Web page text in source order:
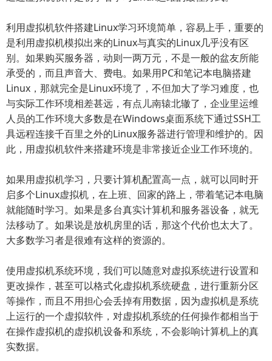
利用虚拟机软件搭建Linux学习环境简单，容易上手，重要的
是利用虚拟机模拟出来的Linux与真实的Linux几乎没有区
别。如果购买服务器，动则一两万元，不是一般的盆友所能
承受的，而且声音大、费电。如果用PC和笔记本电脑搭建
Linux，那就完全是Linux环境了，不但加大了学习难度，也
与实际工作环境相差甚远，有点儿南辕北辙了，企业里运维
人员的工作环境大多数是在Windows桌面系统下通过SSH工
具远程连接千百里之外的Linux服务器进行管理和维护的。因
此，用虚拟机软件来搭建环境是非常接近企业工作环境的。
如果用虚拟机学习，只要计算机配置高一点，就可以同时开
启多个Linux虚拟机，在上班、回家的路上，带着笔记本电脑
就能随时学习。如果是多台真实计算机和服务器设备，就无
法移动了。如果说是放机房里的话，那这个代价也太大了。
大多数学习者是很难有这样的资源的。
使用虚拟机系统环境，我们可以随意对虚拟系统进行设置和
更改操作，甚至可以格式化虚拟机系统硬盘，进行重新分区
等操作，而且不用担心会丢掉有用数据，因为虚拟机是系统
上运行的一个虚拟软件，对虚拟机系统的任何操作都相当于
在操作虚拟机的虚拟机设备和系统，不会影响计算机上的真
实数据。